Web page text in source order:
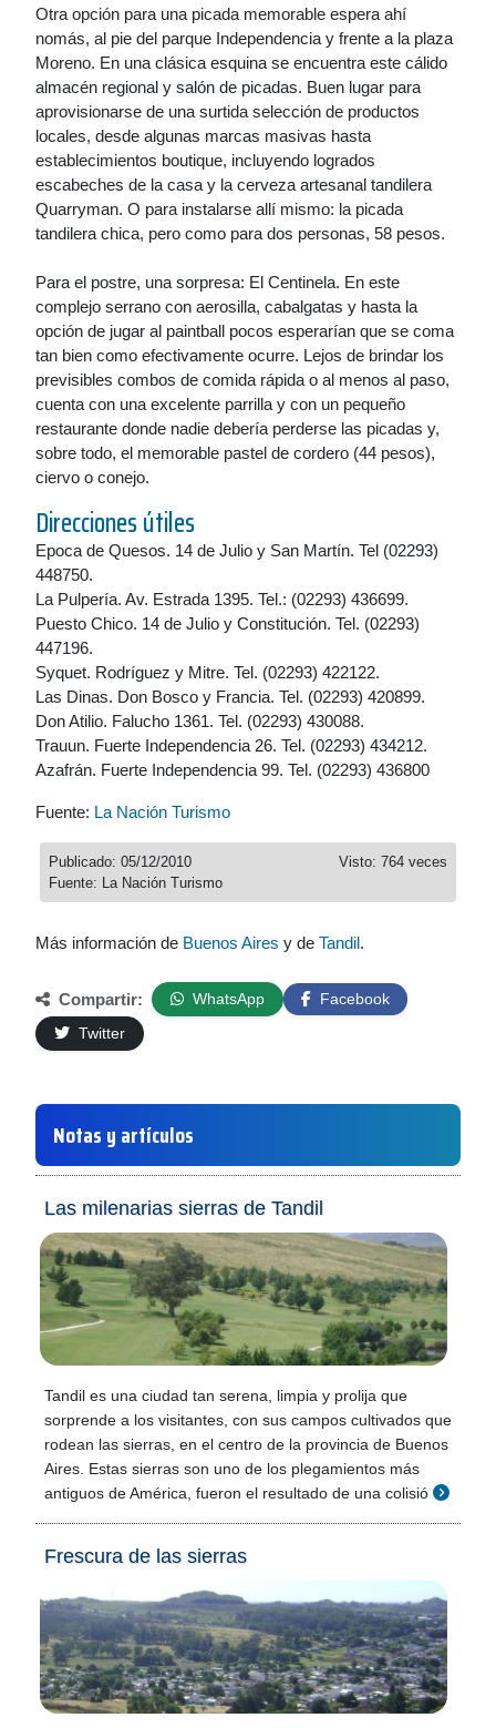
Otra opción para una picada memorable espera ahí
nomás, al pie del parque Independencia y frente a la plaza
Moreno. En una clásica esquina se encuentra este cálido
almacén regional y salón de picadas. Buen lugar para
aprovisionarse de una surtida selección de productos
locales, desde algunas marcas masivas hasta
establecimientos boutique, incluyendo logrados
escabeches de la casa y la cerveza artesanal tandilera
Quarryman. O para instalarse allí mismo: la picada
tandilera chica, pero como para dos personas, 58 pesos.
Para el postre, una sorpresa: El Centinela. En este
complejo serrano con aerosilla, cabalgatas y hasta la
opción de jugar al paintball pocos esperarían que se coma
tan bien como efectivamente ocurre. Lejos de brindar los
previsibles combos de comida rápida o al menos al paso,
cuenta con una excelente parrilla y con un pequeño
restaurante donde nadie debería perderse las picadas y,
sobre todo, el memorable pastel de cordero (44 pesos),
ciervo o conejo.
Direcciones útiles
Epoca de Quesos. 14 de Julio y San Martín. Tel (02293)
448750.
La Pulpería. Av. Estrada 1395. Tel.: (02293) 436699.
Puesto Chico. 14 de Julio y Constitución. Tel. (02293)
447196.
Syquet. Rodríguez y Mitre. Tel. (02293) 422122.
Las Dinas. Don Bosco y Francia. Tel. (02293) 420899.
Don Atilio. Falucho 1361. Tel. (02293) 430088.
Trauun. Fuerte Independencia 26. Tel. (02293) 434212.
Azafrán. Fuerte Independencia 99. Tel. (02293) 436800
Fuente: La Nación Turismo
Visto: 764 veces
Publicado: 05/12/2010
Fuente: La Nación Turismo
Más información de Buenos Aires y de Tandil.
Compartir: WhatsApp
Facebook
Twitter
Notas y artículos
Las milenarias sierras de Tandil
Tandil es una ciudad tan serena, limpia y prolija que
sorprende a los visitantes, con sus campos cultivados que
rodean las sierras, en el centro de la provincia de Buenos
Aires. Estas sierras son uno de los plegamientos más
antiguos de América, fueron el resultado de una colisió
Frescura de las sierras